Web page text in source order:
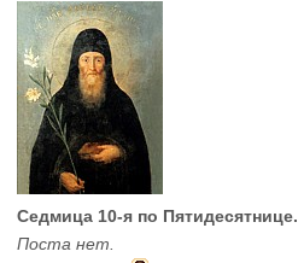
Седмица 10-я по Пятидесятнице.
Поста нет.